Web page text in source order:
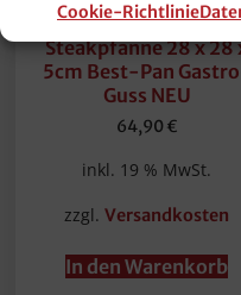
Cookie-Richtlinie
AMT Grillpfanne
Steakpfanne 28 x 28
5cm Best-Pan
Guss NEU
64,90 €
inkl. 19 % MwSt.
zzgl.Versandkosten
In den Warenkorb